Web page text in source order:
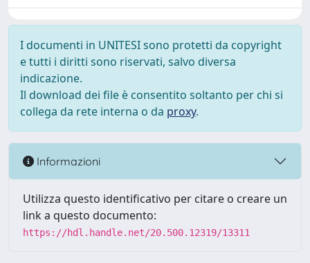
I documenti in UNITESI sono protetti da copyright
e tutti i diritti sono riservati, salvo diversa
indicazione.
Il download dei file è consentito soltanto per chi si
collega da rete interna o da proxy.
Informazioni
Utilizza questo identificativo per citare o creare un
link a questo documento:
https://hdl.handle.net/20.500.12319/13311